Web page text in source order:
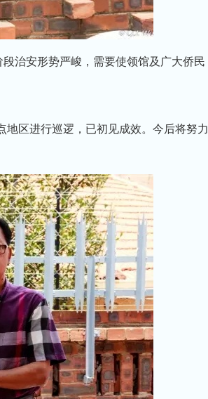
治安形势严峻，需要使领馆及广大侨民
区进行巡逻，已初见成效。今后将努力